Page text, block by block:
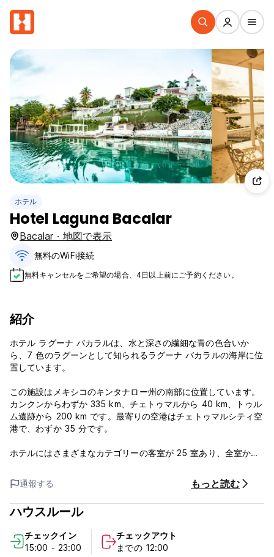
ホテル
Hotel Laguna Bacalar
Bacalar · 地図で表示
無料のWiFi接続
無料キャンセルをご希望の場合、4日以上前にご予約ください。
紹介
ホテル ラグーナ バカラルは、水と深さの繊細な青の色合いか
ら、7 色のラグーンとして知られるラグーナ バカラルの海岸に位
置しています。
この施設はメキシコのキンタナロー州の南部に位置しています。
カンクンからわずか 335 km、チェトゥマルから 40 km、トゥル
ム遺跡から 200 km です。最寄りの空港はチェトゥマルシティ空
港で、わずか 35 分です。
ホテルにはさまざまなカテゴリーの客室が 25 室あり、全室から
にはバルコニーが付いています。 Hotel Lagunaにはレストラン
Las Conchas、スイミングプール付きのテラスがあり、ラグーン
の素晴らしい景色を眺めることができ、ラグーンのさまざまなエ
リアへのツアーに参加できる桟橋へのアクセスも可能です。
ホテル ラグーナ バカラル - 利用規約:
通報する もっと読む
ハウスルール
チェックイン
15:00 - 23:00
チェックアウト
までの 12:00